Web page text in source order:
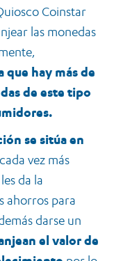
Coinstar
las monedas
que hay más de
de este tipo
se sitúa en
vez más
da la
ahorros para
darse un
el valor de